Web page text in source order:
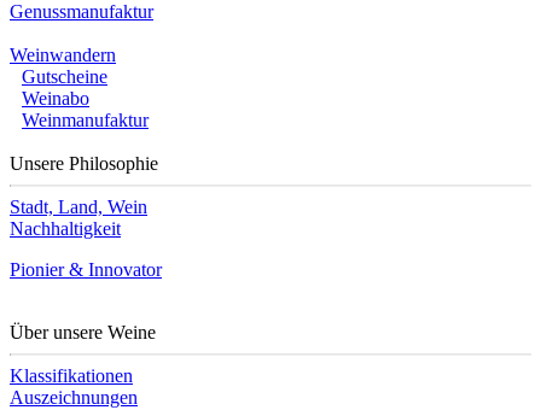
Genussmanufaktur
Weinwandern
Gutscheine
Weinabo
Weinmanufaktur
Unsere Philosophie
Stadt, Land, Wein
Nachhaltigkeit
Pionier & Innovator
Über unsere Weine
Klassifikationen
Auszeichnungen